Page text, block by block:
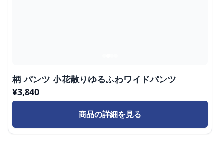
柄 パンツ 小花散りゆるふわワイドパンツ
¥3,840
商品の詳細を見る